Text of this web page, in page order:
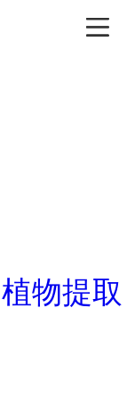
植物提取